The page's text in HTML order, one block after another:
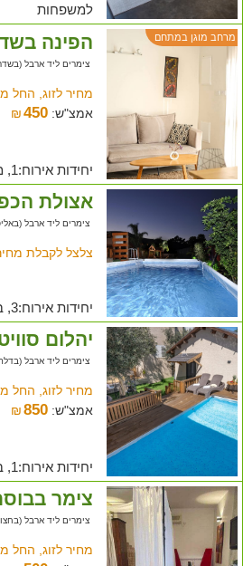
למשפחות
מרחב מוגן במתחם הפינה
צימרים ליד ארבל (בשדה
מחיר לזוג, החל
אמצ"ש:
₪450
יחידות אירוח:1, מתאים למשפחות
אצולת
צימרים ליד ארבל
צלצל לקבלת
יחידות אירוח:3, בריכה, ג'קוזי ביחידות
יהלום
צימרים ליד ארבל (בדלתון
מחיר לזוג, החל
אמצ"ש:
₪850
יחידות אירוח:1, בריכה, בריכה פרטית
צימר
צימרים ליד ארבל (בחצור
מחיר לזוג, החל